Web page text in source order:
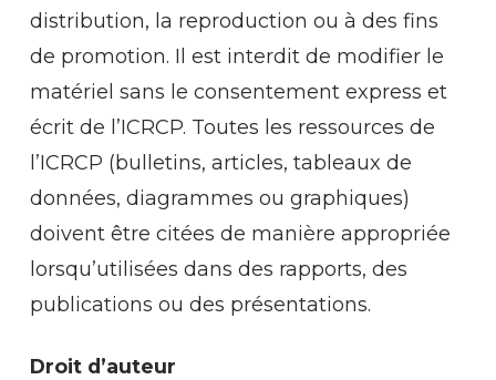
distribution, la reproduction ou à des fins
de promotion. Il est interdit de modifier le
matériel sans le consentement express et
écrit de l’ICRCP. Toutes les ressources de
l’ICRCP (bulletins, articles, tableaux de
données, diagrammes ou graphiques)
doivent être citées de manière appropriée
lorsqu’utilisées dans des rapports, des
publications ou des présentations.
Droit d’auteur